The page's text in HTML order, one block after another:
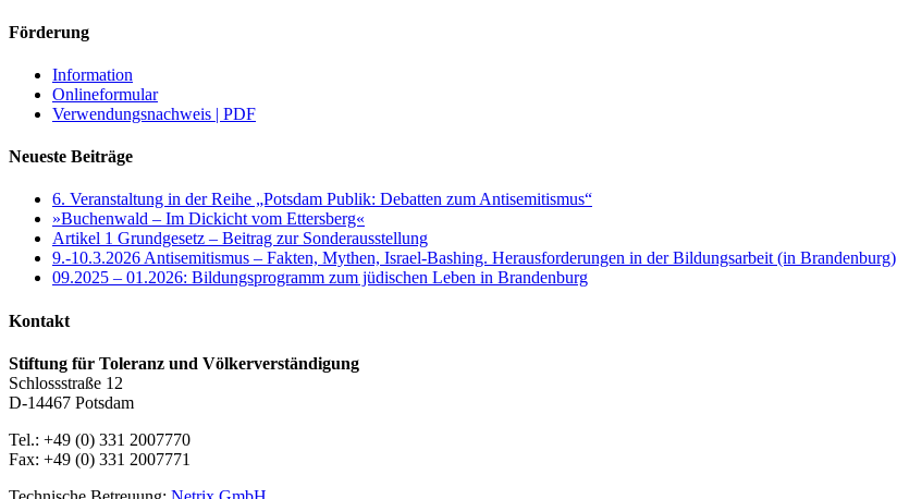
Förderung
Information
Onlineformular
Verwendungsnachweis | PDF
Neueste Beiträge
6. Veranstaltung in der Reihe „Potsdam Publik: Debatten zum Antisemitismus“
»Buchenwald – Im Dickicht vom Ettersberg«
Artikel 1 Grundgesetz – Beitrag zur Sonderausstellung
9.-10.3.2026 Antisemitismus – Fakten, Mythen, Israel-Bashing. Herausforderungen in der Bildungsarbeit (in Brandenburg)
09.2025 – 01.2026: Bildungsprogramm zum jüdischen Leben in Brandenburg
Kontakt
Stiftung für Toleranz und Völkerverständigung
Schlossstraße 12
D-14467 Potsdam
Tel.: +49 (0) 331 2007770
Fax: +49 (0) 331 2007771